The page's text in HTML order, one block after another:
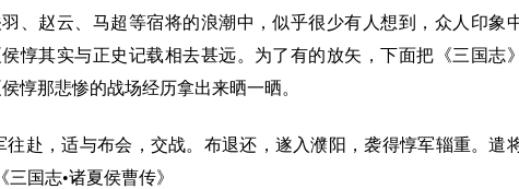
羽、赵云、马超等宿将的浪潮中，似乎很少有人想到，众人印象
侯惇其实与正史记载相去甚远。为了有的放矢，下面把《三国志
惇那悲惨的战场经历拿出来晒一晒。
，适与布会，交战。布退还，遂入濮阳，袭得惇军辎重。遣
国志•诸夏侯曹传》